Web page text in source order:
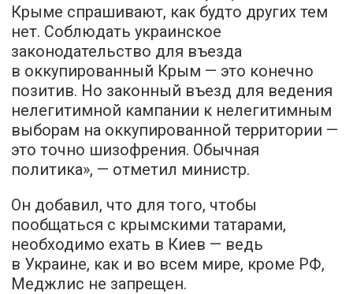
Крыме спрашивают, как будто других тем
нет. Соблюдать украинское
законодательство для въезда
в оккупированный Крым — это конечно
позитив. Но законный въезд для ведения
нелегитимной кампании к нелегитимным
выборам на оккупированной территории —
это точно шизофрения. Обычная
политика», — отметил министр.
Он добавил, что для того, чтобы
пообщаться с крымскими татарами,
необходимо ехать в Киев — ведь
в Украине, как и во всем мире, кроме РФ,
Меджлис не запрещен.